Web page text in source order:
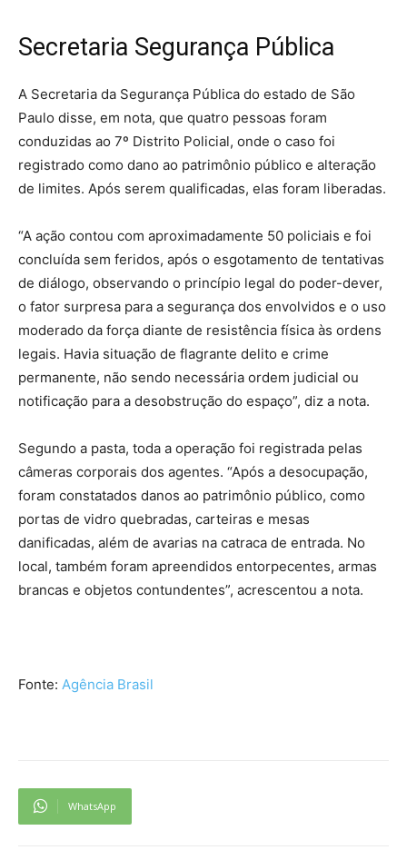
Secretaria Segurança Pública
A Secretaria da Segurança Pública do estado de São
Paulo disse, em nota, que quatro pessoas foram
conduzidas ao 7º Distrito Policial, onde o caso foi
registrado como dano ao patrimônio público e alteração
de limites. Após serem qualificadas, elas foram liberadas.
“A ação contou com aproximadamente 50 policiais e foi
concluída sem feridos, após o esgotamento de tentativas
de diálogo, observando o princípio legal do poder-dever,
o fator surpresa para a segurança dos envolvidos e o uso
moderado da força diante de resistência física às ordens
legais. Havia situação de flagrante delito e crime
permanente, não sendo necessária ordem judicial ou
notificação para a desobstrução do espaço”, diz a nota.
Segundo a pasta, toda a operação foi registrada pelas
câmeras corporais dos agentes. “Após a desocupação,
foram constatados danos ao patrimônio público, como
portas de vidro quebradas, carteiras e mesas
danificadas, além de avarias na catraca de entrada. No
local, também foram apreendidos entorpecentes, armas
brancas e objetos contundentes”, acrescentou a nota.
Fonte: Agência Brasil
WhatsApp